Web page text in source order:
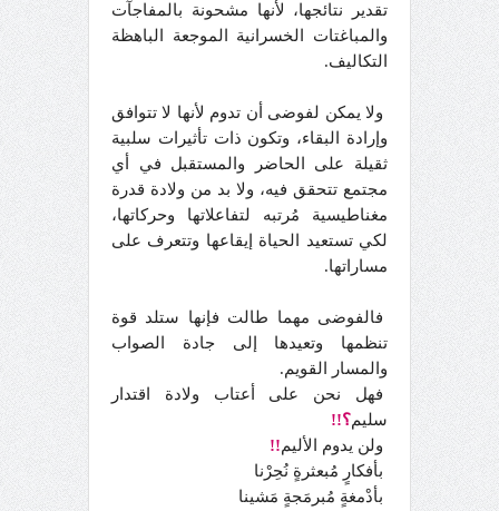
تقدير نتائجها، لأنها مشحونة بالمفاجآت
والمباغتات الخسرانية الموجعة الباهظة
التكاليف.
ولا يمكن لفوضى أن تدوم لأنها لا تتوافق
وإرادة البقاء، وتكون ذات تأثيرات سلبية
ثقيلة على الحاضر والمستقبل في أي
مجتمع تتحقق فيه، ولا بد من ولادة قدرة
مغناطيسية مُرتبه لتفاعلاتها وحركاتها،
لكي تستعيد الحياة إيقاعها وتتعرف على
مساراتها.
فالفوضى مهما طالت فإنها ستلد قوة
تنظمها وتعيدها إلى جادة الصواب
والمسار القويم.
فهل نحن على أعتاب ولادة اقتدار
سليم؟!!
ولن يدوم الأليم!!
بأفكارٍ مُبعثرةٍ نُحِرْنا
بأدْمغةٍ مُبرمَجةٍ مَشينا